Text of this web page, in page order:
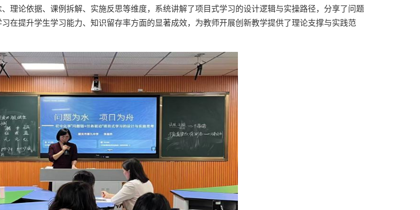
理论依据、课例拆解、实施反思等维度，系统讲解了项目式学习的设计逻辑与实操路径，分享了问题
在提升学生学习能力、知识留存率方面的显著成效，为教师开展创新教学提供了理论支撑与实践范